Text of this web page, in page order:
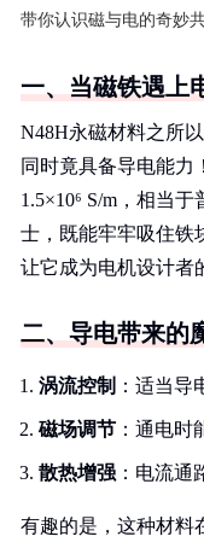
带你认识磁与电的奇妙共
一、当磁铁遇上
N48H永磁材料之所
同时竟具备导电能力
1.5×10⁶ S/m，相当
士，既能牢牢吸住铁
让它成为电机设计者
二、导电带来的
涡流控制 ：适当
磁场调节 ：通电时
散热增强 ：电流
有趣的是，这种材料